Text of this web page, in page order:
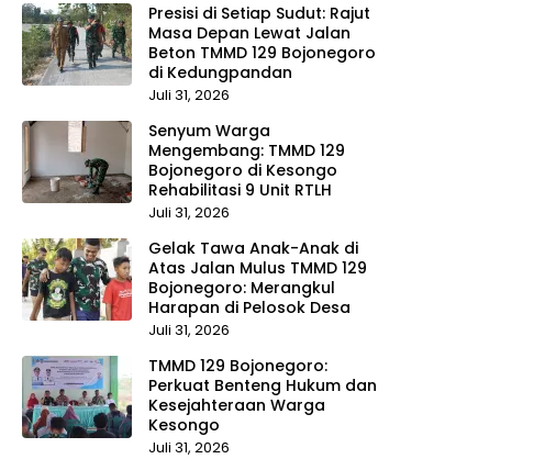
Presisi di Setiap Sudut: Rajut
Masa Depan Lewat Jalan
Beton TMMD 129 Bojonegoro
di Kedungpandan
Juli 31, 2026
Senyum Warga
Mengembang: TMMD 129
Bojonegoro di Kesongo
Rehabilitasi 9 Unit RTLH
Juli 31, 2026
Gelak Tawa Anak-Anak di
Atas Jalan Mulus TMMD 129
Bojonegoro: Merangkul
Harapan di Pelosok Desa
Juli 31, 2026
TMMD 129 Bojonegoro:
Perkuat Benteng Hukum dan
Kesejahteraan Warga
Kesongo
Juli 31, 2026